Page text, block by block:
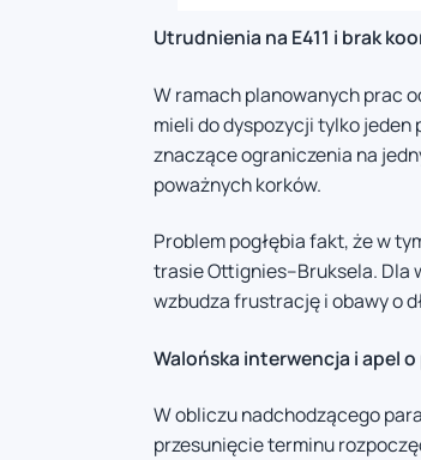
Utrudnienia na E411 i brak
W ramach planowanych prac
mieli do dyspozycji tylko jeden
znaczące ograniczenia na
poważnych korków.
Problem pogłębia fakt, że w
trasie Ottignies–Bruksela. Dla
wzbudza frustrację i obawy o
Walońska interwencja i apel
W obliczu nadchodzącego
przesunięcie terminu